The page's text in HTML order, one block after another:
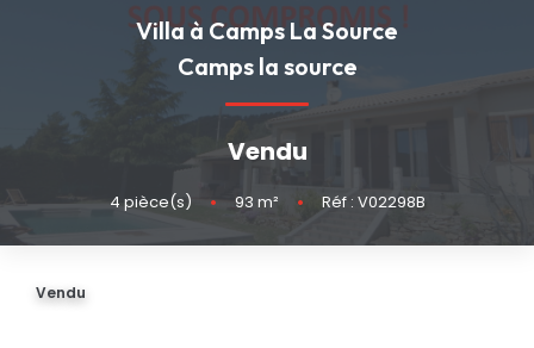
ESTIMER
FAIRE GÉRER
NOS AGENCES
Villa à Camps La Source
Camps la source
Vendu
4 pièce(s) • 93 m² • Réf : V02298B
Vendu